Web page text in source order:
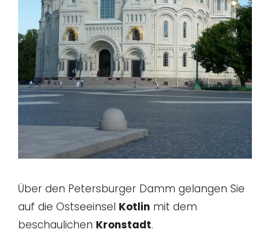
Über den Petersburger Damm gelangen Sie
auf die Ostseeinsel Kotlin mit dem
beschaulichen Kronstadt.